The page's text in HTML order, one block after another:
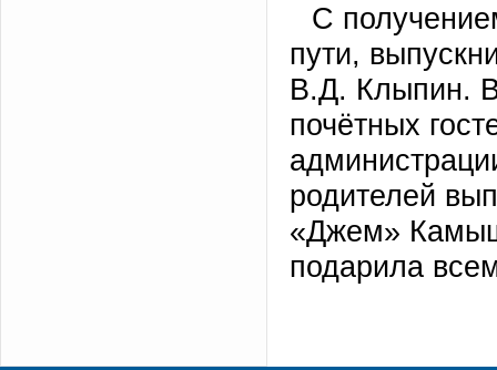
С
пути,
В.Д. Клыпин. В
почётных
родителей
«Джем»
подарила